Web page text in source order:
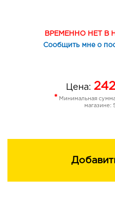
ВРЕМЕННО НЕТ В
Сообщить мне о
Цена:
* Минимальная
магазине: